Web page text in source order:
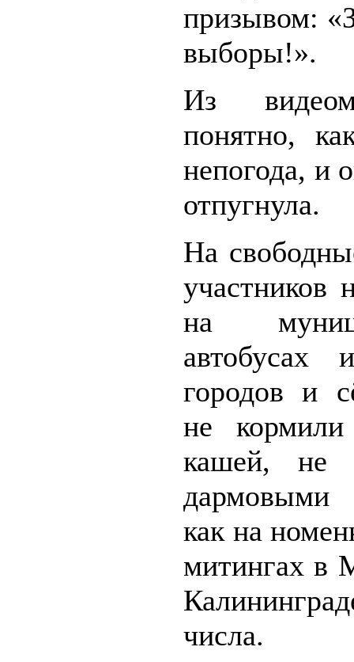
призывом:
выборы!».
Из
понятно,
непогода, и
отпугнула.
На
участников
на
автобусах
городов и
не кормили
кашей, не
дармовыми
как на
митингах в
числа.